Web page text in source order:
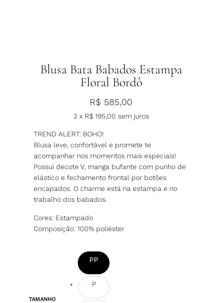
Blusa Bata Babados Estampa
Floral Bordô
R$ 585,00
3 x R$195,00 sem juros
TREND ALERT: BOHO!
Blusa leve, confortável e promete te
acompanhar nos momentos mais especiais!
Possui decote V, manga bufante com punho de
elástico e fechamento frontal por botões
encapados. O charme está na estampa e no
trabalho dos babados.
Cores: Estampado
Composição: 100% poliéster
TAMANHO
PP
P